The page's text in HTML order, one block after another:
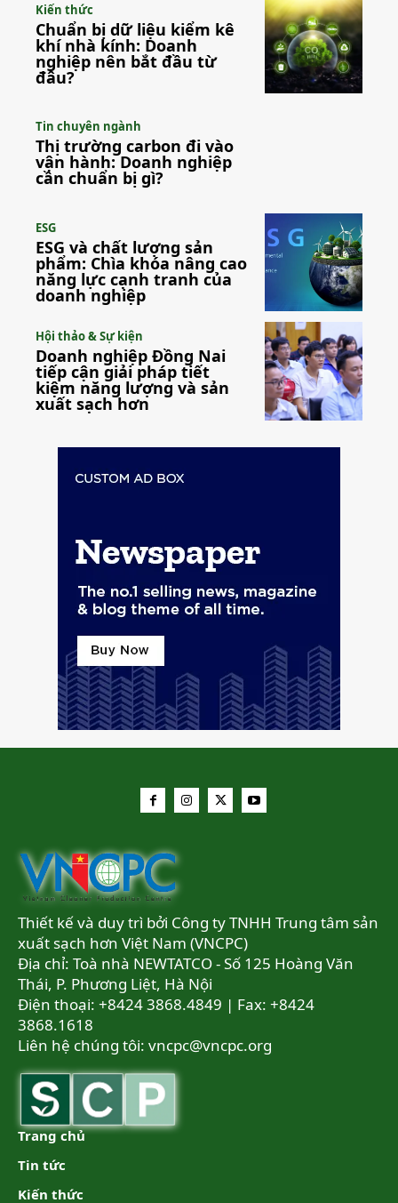
Kiến thức
Chuẩn bị dữ liệu kiểm kê
khí nhà kính: Doanh
nghiệp nên bắt đầu từ
đâu?
Tin chuyên ngành
Thị trường carbon đi vào
vận hành: Doanh nghiệp
cần chuẩn bị gì?
ESG
ESG và chất lượng sản
phẩm: Chìa khóa nâng cao
năng lực cạnh tranh của
doanh nghiệp
Hội thảo & Sự kiện
Doanh nghiệp Đồng Nai
tiếp cận giải pháp tiết
kiệm năng lượng và sản
xuất sạch hơn
Thiết kế và duy trì bởi Công ty TNHH Trung tâm sản
xuất sạch hơn Việt Nam (VNCPC)
Địa chỉ: Toà nhà NEWTATCO - Số 125 Hoàng Văn
Thái, P. Phương Liệt, Hà Nội
Điện thoại: +8424 3868.4849 | Fax: +8424
3868.1618
Liên hệ chúng tôi: vncpc@vncpc.org
Trang chủ
Tin tức
Kiến thức